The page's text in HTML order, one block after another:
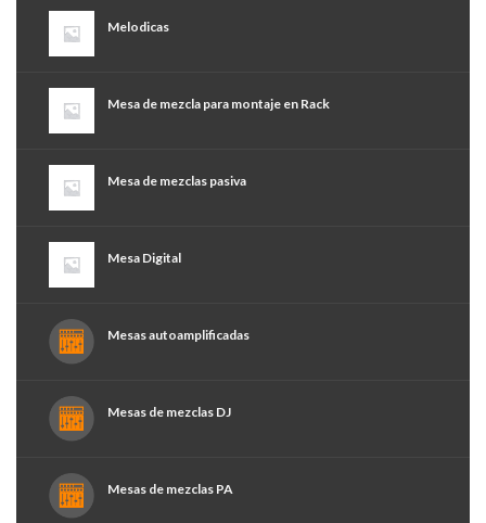
Melodicas
Mesa de mezcla para montaje en Rack
Mesa de mezclas pasiva
Mesa Digital
Mesas autoamplificadas
Mesas de mezclas DJ
Mesas de mezclas PA